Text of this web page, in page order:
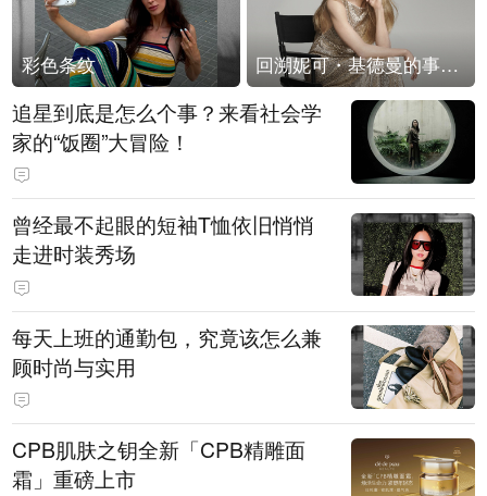
彩色条纹 回溯妮可・基德曼的事业轨迹
追星到底是怎么个事？来看社会学
家的“饭圈”大冒险！
曾经最不起眼的短袖T恤依旧悄悄
走进时装秀场
每天上班的通勤包，究竟该怎么兼
顾时尚与实用
CPB肌肤之钥全新「CPB精雕面
霜」重磅上市